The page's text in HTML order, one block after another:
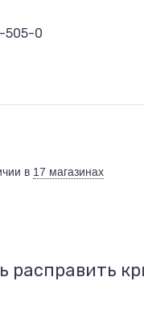
505-0
в 17 магазинах
расправить